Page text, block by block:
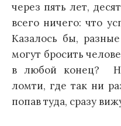
через пять лет,
всего ничего: что
Казалось бы,
могут бросить
в любой конец?
ломти, где так ни
попав туда, сразу